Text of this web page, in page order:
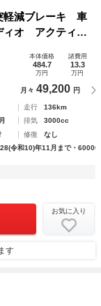
軽減ブレーキ 車
ィオ アクティブ
本体価格
484.7
万円
諸費用
13.3
万円
月々 49,200 円
走行
136km
排気
3000cc
修復
なし
令和10)年11月まで・
お気に入り
す